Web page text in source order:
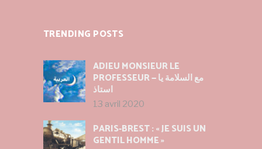
TRENDING POSTS
ADIEU MONSIEUR LE
PROFESSEUR — مع السلامة يا
استاذ
13 avril 2020
PARIS-BREST : « JE SUIS UN
GENTIL HOMME »